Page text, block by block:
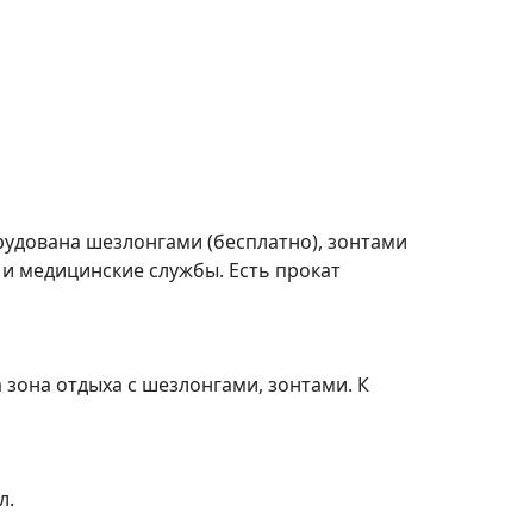
шезлонгами (бесплатно), зонтами
медицинские службы. Есть прокат
зона отдыха с шезлонгами, зонтами. К